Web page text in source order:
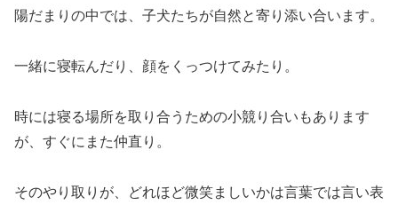
陽だまりの中では、子犬たちが自然と寄り添い合います。
一緒に寝転んだり、顔をくっつけてみたり。
時には寝る場所を取り合うための小競り合いもあります
が、すぐにまた仲直り。
そのやり取りが、どれほど微笑ましいかは言葉では言い表